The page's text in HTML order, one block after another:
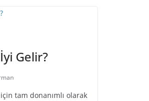
Gelir?
tam donanımlı olarak